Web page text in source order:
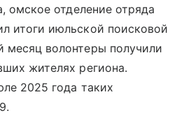
омское отделение отряда
итоги июльской поисковой
месяц волонтеры получили
жителях региона.
2025 года таких